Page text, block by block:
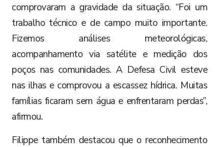
comprovaram a gravidade da situação. “Foi um
trabalho técnico e de campo muito importante.
Fizemos análises meteorológicas,
acompanhamento via satélite e medição dos
poços nas comunidades. A Defesa Civil esteve
nas ilhas e comprovou a escassez hídrica. Muitas
famílias ficaram sem água e enfrentaram perdas”,
afirmou.
Filippe também destacou que o reconhecimento